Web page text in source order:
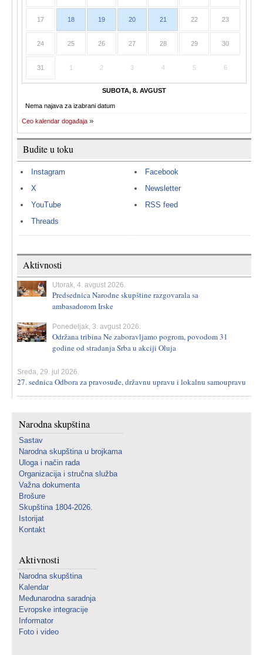
17 18 19 20 21 22 23
24 25 26 27 28 29 30
31 1 2 3 4 5 6
SUBOTA, 8. AVGUST
Nema najava za izabrani datum
Ceo kalendar događaja
Budite u toku
Instagram
X
YouTube
Threads
Facebook
Newsletter
RSS feed
Aktivnosti
Utorak, 4. avgust 2026.
Predsednica Narodne skupštine razgovarala sa
ambasadorom Irske
Ponedeljak, 3. avgust 2026.
Održana tribina Ne zaboravljamo pogrom, povodom 31
godine od stradanja Srba u akciji Oluja
Sreda, 29. jul 2026.
27. sednica Odbora za pravosuđe, državnu upravu i lokalnu samoupravu
Narodna skupština
Sastav
Narodna skupština u brojkama
Uloga i način rada
Organizacija i stručna služba
Važna dokumenta
Brošure
Skupština 1804-2026.
Istorijat
Kontakt
Aktivnosti
Narodna skupština
Kalendar
Međunarodna saradnja
Evropske integracije
Informator
Foto i video